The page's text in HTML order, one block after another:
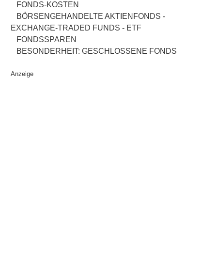
FONDS-KOSTEN
BÖRSENGEHANDELTE AKTIENFONDS -
EXCHANGE-TRADED FUNDS - ETF
FONDSSPAREN
BESONDERHEIT: GESCHLOSSENE FONDS
Anzeige